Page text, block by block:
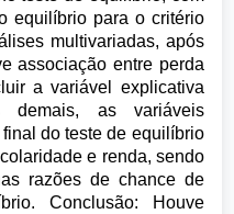
equilíbrio para o critério
multivariadas, após
associação entre perda
a variável explicativa
demais, as variáveis
do teste de equilíbrio
e renda, sendo
razões de chance de
Conclusão: Houve